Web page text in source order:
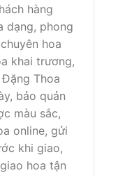
hàng
dạng, phong
hoa
khai trương,
Thoa
bảo quản
màu sắc,
online, gửi
khi giao,
hoa tận